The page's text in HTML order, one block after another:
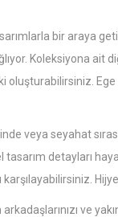
bir araya
Koleksiyona ait
oluşturabilirsiniz.
veya seyahat
tasarım detayları
ve